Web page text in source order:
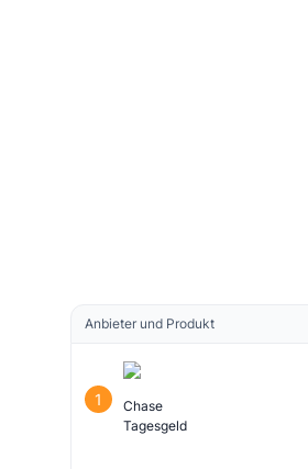
Anbieter und Produkt
1
Chase
Tagesgeld